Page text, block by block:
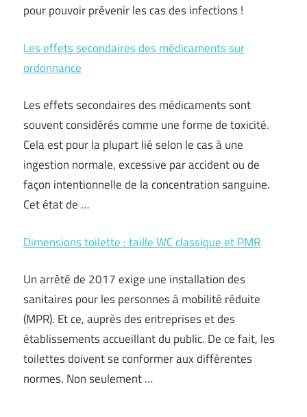
pour pouvoir prévenir les cas des infections !
Les effets secondaires des médicaments sur
ordonnance
Les effets secondaires des médicaments sont
souvent considérés comme une forme de toxicité.
Cela est pour la plupart lié selon le cas à une
ingestion normale, excessive par accident ou de
façon intentionnelle de la concentration sanguine.
Cet état de …
Dimensions toilette : taille WC classique et PMR
Un arrêté de 2017 exige une installation des
sanitaires pour les personnes à mobilité réduite
(MPR). Et ce, auprès des entreprises et des
établissements accueillant du public. De ce fait, les
toilettes doivent se conformer aux différentes
normes. Non seulement …